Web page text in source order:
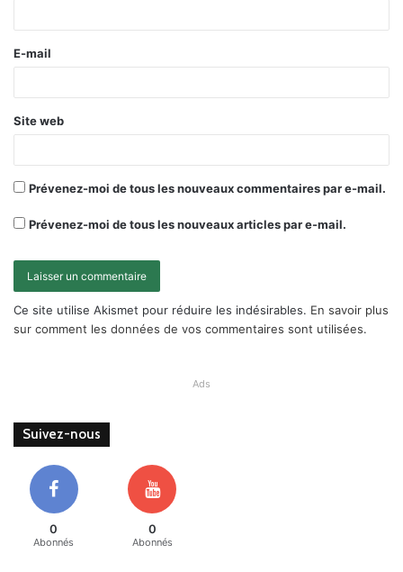
E-mail
Site web
Prévenez-moi de tous les nouveaux commentaires par e-mail.
Prévenez-moi de tous les nouveaux articles par e-mail.
Ce site utilise Akismet pour réduire les indésirables. En savoir plus
sur comment les données de vos commentaires sont utilisées.
Ads
Suivez-nous
0
Abonnés
0
Abonnés